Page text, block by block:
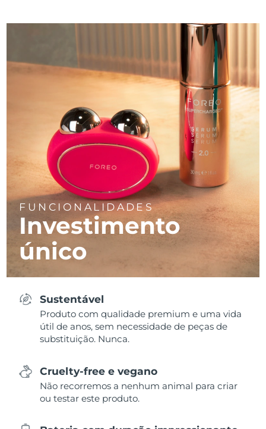
FUNCIONALIDADES
Investimento
único
Sustentável
Produto com qualidade premium e uma vida
útil de anos, sem necessidade de peças de
substituição. Nunca.
Cruelty-free e vegano
Não recorremos a nenhum animal para criar
ou testar este produto.